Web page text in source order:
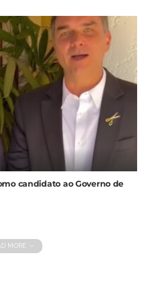
candidato ao Governo de
MORE